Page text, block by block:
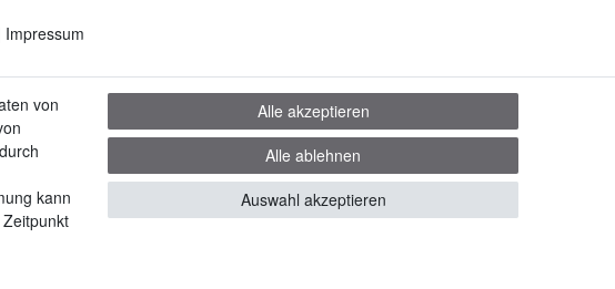
Impressum
von
kann
Alle akzeptieren
Alle ablehnen
Auswahl akzeptieren